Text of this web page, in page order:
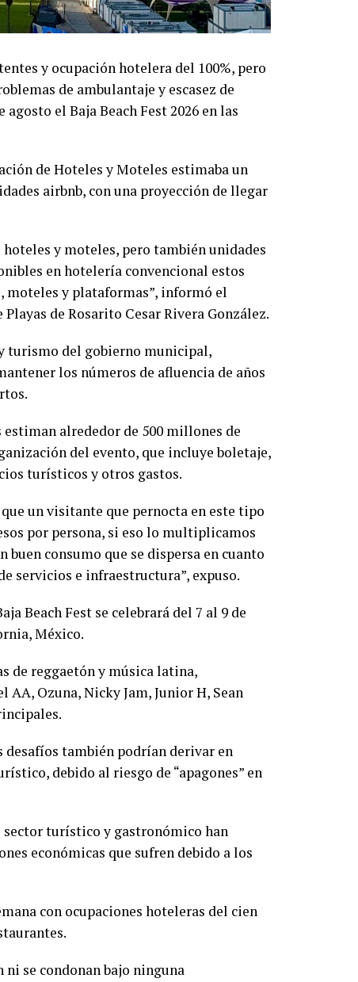
y ocupación hotelera del 100%, pero
de ambulantaje y escasez de
el Baja Beach Fest 2026 en las
de Hoteles y Moteles estimaba un
airbnb, con una proyección de llegar
y moteles, pero también unidades
en hotelería convencional estos
moteles y plataformas”, informó el
de Rosarito Cesar Rivera González.
turismo del gobierno municipal,
los números de afluencia de años
alrededor de 500 millones de
del evento, que incluye boletaje,
turísticos y otros gastos.
un visitante que pernocta en este tipo
por persona, si eso lo multiplicamos
consumo que se dispersa en cuanto
servicios e infraestructura”, expuso.
Beach Fest se celebrará del 7 al 9 de
México.
de reggaetón y música latina,
Ozuna, Nicky Jam, Junior H, Sean
desafíos también podrían derivar en
debido al riesgo de “apagones” en
sector turístico y gastronómico han
económicas que sufren debido a los
con ocupaciones hoteleras del cien
se condonan bajo ninguna